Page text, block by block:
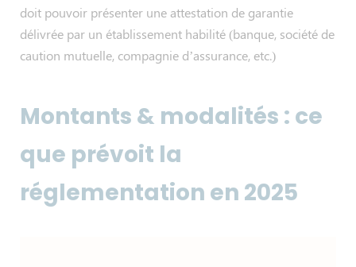
doit pouvoir présenter une attestation de garantie
délivrée par un établissement habilité (banque, société de
caution mutuelle, compagnie d’assurance, etc.)
Montants & modalités : ce
que prévoit la
réglementation en 2025